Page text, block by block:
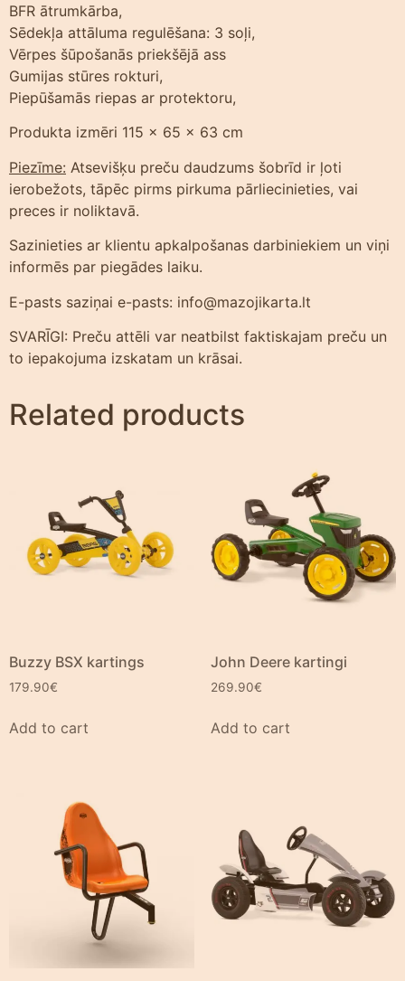
BFR ātrumkārba,
Sēdekļa attāluma regulēšana: 3 soļi,
Vērpes šūpošanās priekšējā ass
Gumijas stūres rokturi,
Piepūšamās riepas ar protektoru,
Produkta izmēri 115 x 65 x 63 cm
Piezīme: Atsevišķu preču daudzums šobrīd ir ļoti
ierobežots, tāpēc pirms pirkuma pārliecinieties, vai
preces ir noliktavā.
Sazinieties ar klientu apkalpošanas darbiniekiem un viņi
informēs par piegādes laiku.
E-pasts saziņai e-pasts: info@mazojikarta.lt
SVARĪGI: Preču attēli var neatbilst faktiskajam preču un
to iepakojuma izskatam un krāsai.
Related products
Buzzy BSX kartings
179.90€
Add to cart
John Deere kartingi
269.90€
Add to cart